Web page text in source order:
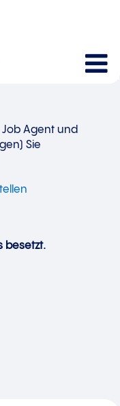
Agent und
Sie
besetzt.